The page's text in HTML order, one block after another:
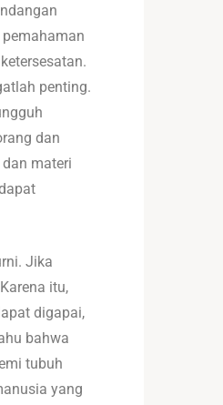
penting.
dan
materi
Jika
itu,
digapai,
bahwa
tubuh
yang